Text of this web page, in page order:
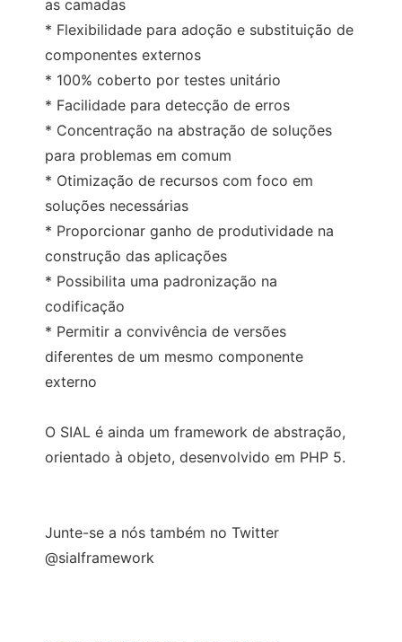
as camadas
* Flexibilidade para adoção e substituição de
componentes externos
* 100% coberto por testes unitário
* Facilidade para detecção de erros
* Concentração na abstração de soluções
para problemas em comum
* Otimização de recursos com foco em
soluções necessárias
* Proporcionar ganho de produtividade na
construção das aplicações
* Possibilita uma padronização na
codificação
* Permitir a convivência de versões
diferentes de um mesmo componente
externo
O SIAL é ainda um framework de abstração,
orientado à objeto, desenvolvido em PHP 5.
Junte-se a nós também no Twitter
@sialframework